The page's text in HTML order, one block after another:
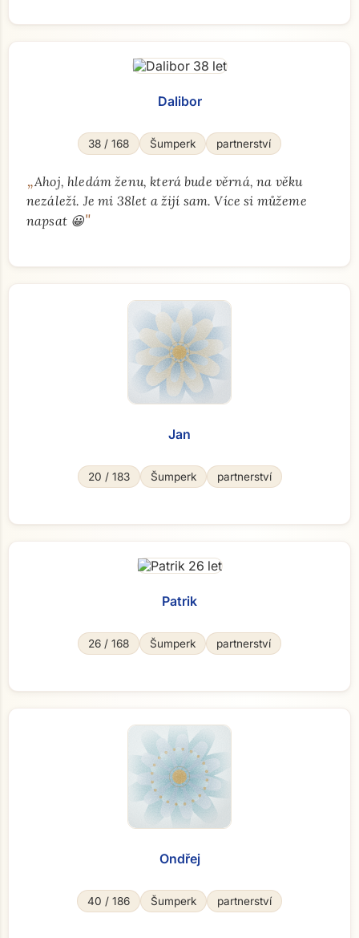
Dalibor
38 / 168 Šumperk partnerství
„Ahoj, hledám ženu, která bude věrná, na věku
nezáleží. Je mi 38let a žijí sam. Více si můžeme
napsat 😀"
Jan
20 / 183 Šumperk partnerství
Patrik
26 / 168 Šumperk partnerství
Ondřej
40 / 186 Šumperk partnerství